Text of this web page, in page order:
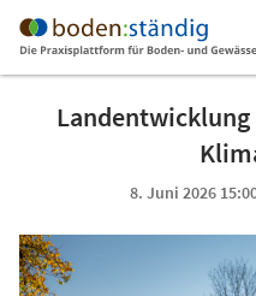
Landentwicklung
8. Juni 2026